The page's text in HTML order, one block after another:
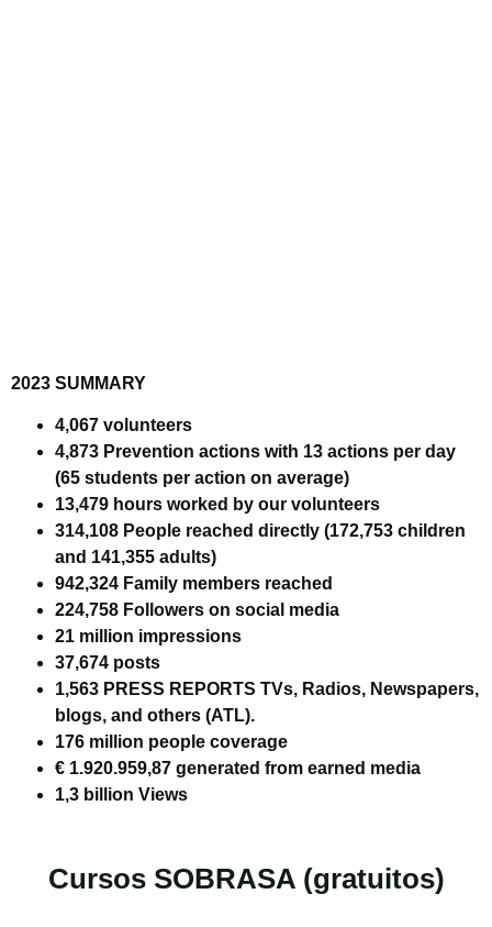
2023 SUMMARY
4,067 volunteers
4,873 Prevention actions with 13 actions per day
(65 students per action on average)
13,479 hours worked by our volunteers
314,108 People reached directly (172,753 children
and 141,355 adults)
942,324 Family members reached
224,758 Followers on social media
21 million impressions
37,674 posts
1,563 PRESS REPORTS TVs, Radios, Newspapers,
blogs, and others (ATL).
176 million people coverage
€ 1.920.959,87 generated from earned media
1,3 billion Views
Cursos SOBRASA (gratuitos)